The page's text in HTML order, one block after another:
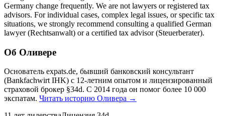
Germany change frequently. We are not lawyers or registered tax
advisors. For individual cases, complex legal issues, or specific tax
situations, we strongly recommend consulting a qualified German
lawyer (Rechtsanwalt) or a certified tax advisor (Steuerberater).
Об Оливере
Основатель expats.de, бывший банковский консультант
(Bankfachwirt IHK) с 12-летним опытом и лицензированный
страховой брокер §34d. С 2014 года он помог более 10 000
экспатам. Читать историю Оливера →